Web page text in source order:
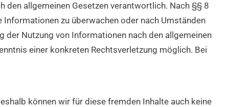
den allgemeinen Gesetzen verantwortlich. Nach §§ 8
zu überwachen oder nach Umständen
Nutzung von Informationen nach den allgemeinen
einer konkreten Rechtsverletzung möglich. Bei
können wir für diese fremden Inhalte auch keine